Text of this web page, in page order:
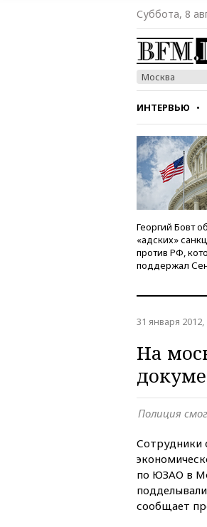
Суббота, 8
Москва
ИНТЕРВЬЮ
СТИЛЬ
Георгий Бовт об
«адских»
против РФ,
поддержал
31 января 2012,
На
Полиция
Сотрудники
по ЮЗАО в
сообщает